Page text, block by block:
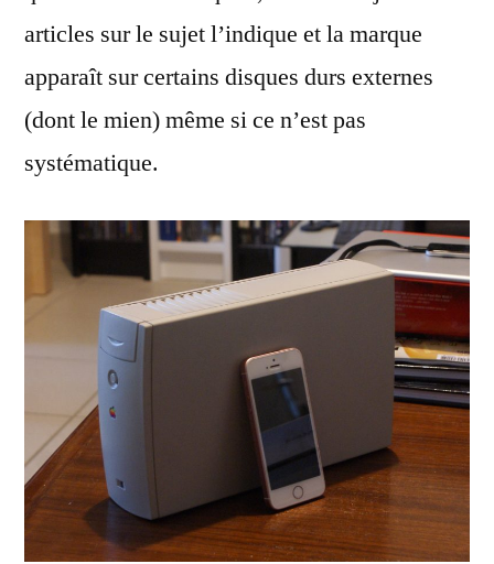
articles sur le sujet l’indique et la marque
apparaît sur certains disques durs externes
(dont le mien) même si ce n’est pas
systématique.